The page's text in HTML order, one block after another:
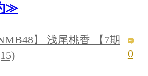
≫
NMB48】 浅尾桃香 【7期
0